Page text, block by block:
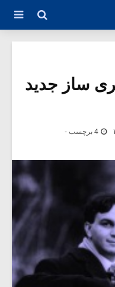
ساز جدید
4 برچسب -